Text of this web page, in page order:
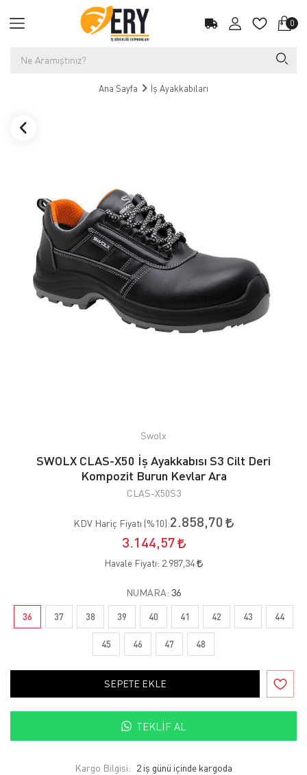
0
Ana Sayfa İş Ayakkabıları
Swolx
SWOLX CLAS-X50 İş Ayakkabısı S3 Cilt Deri
Kompozit Burun Kevlar Ara
CLAS-X50S3
KDV Hariç Fiyatı (%10):2.858,70
3.144,57
Havale Fiyatı: 2.987,34
NUMARA: 36
36 37 38 39 40 41 42 43 44
45 46 47 48
SEPETE EKLE
TEKLIF AL
Kargo Bilgisi: 2 iş günü içinde kargoda